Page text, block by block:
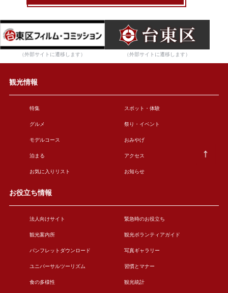
（外部サイトに遷移します） （外部サイトに遷移します）
観光情報
特集 スポット・体験
グルメ 祭り・イベント
モデルコース おみやげ
泊まる アクセス
お気に入りリスト お知らせ
お役立ち情報
法人向けサイト 緊急時のお役立ち
観光案内所 観光ボランティアガイド
パンフレットダウンロード 写真ギャラリー
ユニバーサルツーリズム 習慣とマナー
食の多様性 観光統計